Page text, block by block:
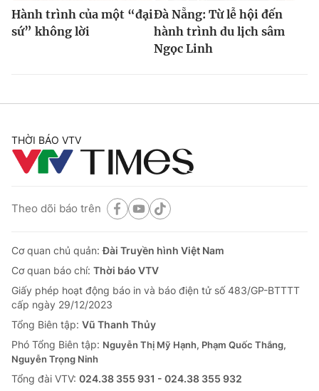
Hành trình của một “đại
sứ” không lời
Đà Nẵng: Từ lễ hội đến
hành trình du lịch sâm
Ngọc Linh
THỜI BÁO VTV
Theo dõi báo trên
Cơ quan chủ quản:Đài Truyền hình Việt Nam
Cơ quan báo chí: Thời báo VTV
Giấy phép hoạt động báo in và báo điện tử số 483/GP-BTTTT
cấp ngày 29/12/2023
Tổng Biên tập: Vũ Thanh Thủy
Phó Tổng Biên tập: Nguyễn Thị Mỹ Hạnh, Phạm Quốc Thắng,
Nguyễn Trọng Ninh
Tổng đài VTV: 024.38 355 931 - 024.38 355 932